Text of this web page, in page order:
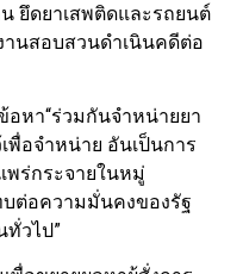
ยึดยาเสพติดและรถยนต์
านสอบสวนดำเนินคดีต่อ
อหา“ร่วมกันจำหน่ายยา
พื่อจำหน่าย อันเป็นการ
พร่กระจายในหมู่
ต่อความมั่นคงของรัฐ
วไป”